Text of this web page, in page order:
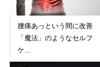
腰痛あっという間に改善
「魔法」のようなセルフ
ケ...